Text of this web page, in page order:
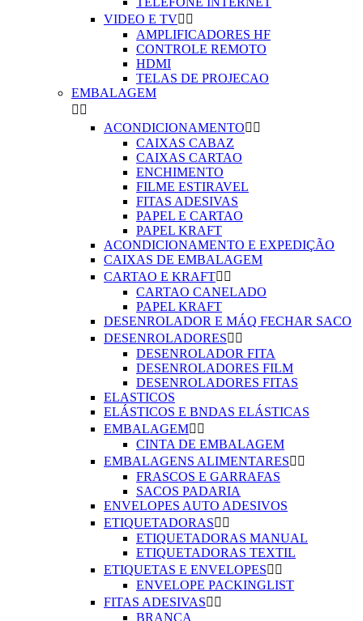
VIDEO E TV 
AMPLIFICADORES HF
CONTROLE REMOTO
HDMI
TELAS DE PROJECAO
EMBALAGEM
 
ACONDICIONAMENTO 
CAIXAS CABAZ
CAIXAS CARTAO
ENCHIMENTO
FILME ESTIRAVEL
FITAS ADESIVAS
PAPEL E CARTAO
PAPEL KRAFT
ACONDICIONAMENTO E EXPEDIÇÃO
CAIXAS DE EMBALAGEM
CARTAO E KRAFT 
CARTAO CANELADO
PAPEL KRAFT
DESENROLADOR E MÁQ FECHAR SACO
DESENROLADORES 
DESENROLADOR FITA
DESENROLADORES FILM
DESENROLADORES FITAS
ELASTICOS
ELÁSTICOS E BNDAS ELÁSTICAS
EMBALAGEM 
CINTA DE EMBALAGEM
EMBALAGENS ALIMENTARES 
FRASCOS E GARRAFAS
SACOS PADARIA
ENVELOPES AUTO ADESIVOS
ETIQUETADORAS 
ETIQUETADORAS MANUAL
ETIQUETADORAS TEXTIL
ETIQUETAS E ENVELOPES 
ENVELOPE PACKINGLIST
FITAS ADESIVAS 
BRANCA